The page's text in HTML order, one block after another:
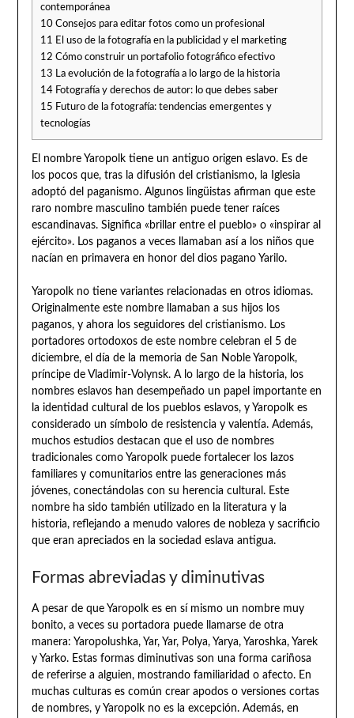
contemporánea
10Consejos para editar fotos como un profesional
11
El uso de la fotografía en la publicidad y el marketing
12 Cómo construir un portafolio fotográfico efectivo
13 La evolución de la fotografía a lo largo de la historia
14Fotografía y derechos de autor: lo que debes saber
15 Futuro de la fotografía: tendencias emergentes y
tecnologías
El nombre Yaropolk tiene un antiguo origen eslavo. Es de
los pocos que, tras la difusión del cristianismo, la Iglesia
adoptó del paganismo. Algunos lingüistas afirman que este
raro nombre masculino también puede tener raíces
escandinavas. Significa «brillar entre el pueblo» o «inspirar al
ejército». Los paganos a veces llamaban así a los niños que
nacían en primavera en honor del dios pagano Yarilo.
Yaropolk no tiene variantes relacionadas en otros idiomas.
Originalmente este nombre llamaban a sus hijos los
paganos, y ahora los seguidores del cristianismo. Los
portadores ortodoxos de este nombre celebran el 5 de
diciembre, el día de la memoria de San Noble Yaropolk,
príncipe de Vladimir-Volynsk. A lo largo de la historia, los
nombres eslavos han desempeñado un papel importante en
la identidad cultural de los pueblos eslavos, y Yaropolk es
considerado un símbolo de resistencia y valentía. Además,
muchos estudios destacan que el uso de nombres
tradicionales como Yaropolk puede fortalecer los lazos
familiares y comunitarios entre las generaciones más
jóvenes, conectándolas con su herencia cultural. Este
nombre ha sido también utilizado en la literatura y la
historia, reflejando a menudo valores de nobleza y sacrificio
que eran apreciados en la sociedad eslava antigua.
Formas abreviadas y diminutivas
A pesar de que Yaropolk es en sí mismo un nombre muy
bonito, a veces su portadora puede llamarse de otra
manera: Yaropolushka, Yar, Yar, Polya, Yarya, Yaroshka, Yarek
y Yarko. Estas formas diminutivas son una forma cariñosa
de referirse a alguien, mostrando familiaridad o afecto. En
muchas culturas es común crear apodos o versiones cortas
de nombres, y Yaropolk no es la excepción. Además, en